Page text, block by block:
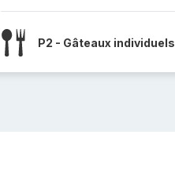
P2 - Gâteaux individuels